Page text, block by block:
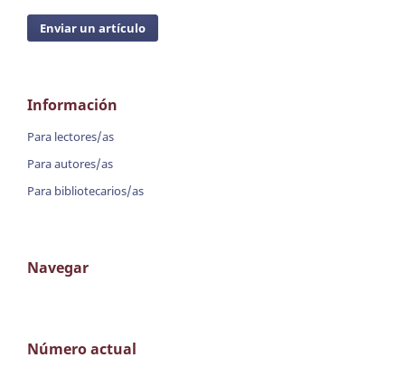
Enviar un artículo
Información
Para lectores/as
Para autores/as
Para bibliotecarios/as
Navegar
Número actual